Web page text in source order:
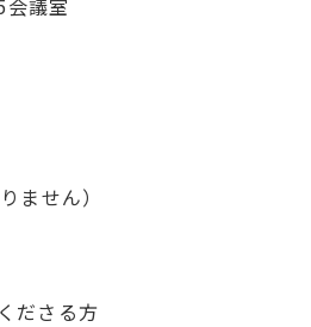
議室
ません）
ださる方